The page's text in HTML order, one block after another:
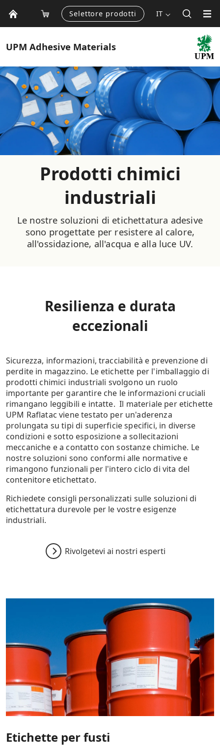
Selettore prodotti IT
UPM Adhesive Materials
Prodotti chimici
industriali
Le nostre soluzioni di etichettatura adesive
sono progettate per resistere al calore,
all'ossidazione, all'acqua e alla luce UV.
Resilienza e durata
eccezionali
Sicurezza, informazioni, tracciabilità e prevenzione di
perdite in magazzino. Le etichette per l'imballaggio di
prodotti chimici industriali svolgono un ruolo
importante per garantire che le informazioni cruciali
rimangano leggibili e intatte. Il materiale per etichette
UPM Raflatac viene testato per un'aderenza
prolungata su tipi di superficie specifici, in diverse
condizioni e sotto esposizione a sollecitazioni
meccaniche e a contatto con sostanze chimiche. Le
nostre soluzioni sono conformi alle normative e
rimangono funzionali per l'intero ciclo di vita del
contenitore etichettato.
Richiedete consigli personalizzati sulle soluzioni di
etichettatura durevole per le vostre esigenze
industriali.
Rivolgetevi ai nostri esperti
Etichette per fusti